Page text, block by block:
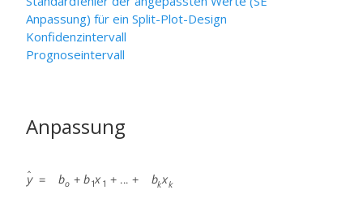
Anpassung) für ein Split-Plot-Design
Konfidenzintervall
Prognoseintervall
Anpassung